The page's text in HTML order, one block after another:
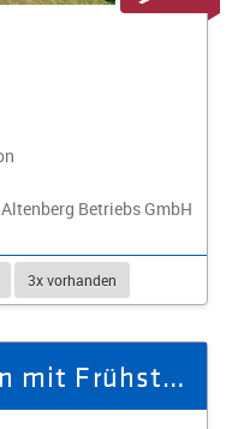
Betriebs GmbH
3x vorhanden
Zwei Übernachtungen mit Frühstück für zwei Personen